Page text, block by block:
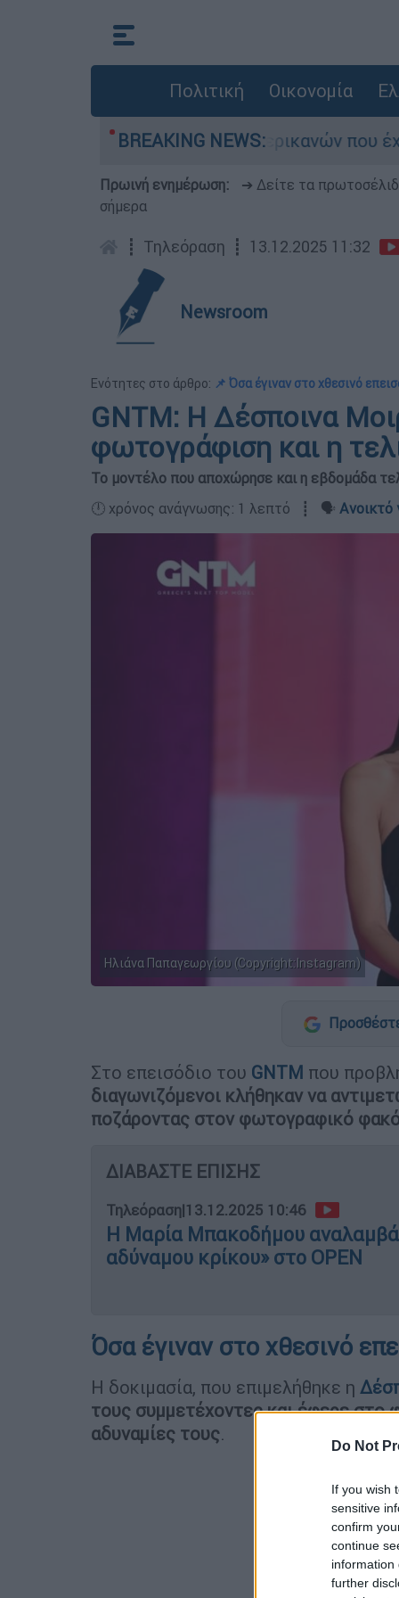
Do Not
If you wish
sensitive
confirm
continue
information
further
Πολιτική Οικονομία
BREAKING NEWS:
Οι μαρτυρίες Αμερικανών που έχασαν τα
Πρωινή ενημέρωση: ➔ Δείτε τα
σήμερα
┋ Τηλεόραση ┋ 13.12.2025 11:32
Newsroom
Ενότητες στο άρθρο: 📌 Όσα έγιναν στο χθεσινό
GNTM: Η Δέσποινα
φωτογράφιση και η
Το μοντέλο που αποχώρησε και η εβδομάδα
🕛 χρόνος ανάγνωσης: 1 λεπτό ┋ 🗣️ Ανοικτό
Ηλιάνα Παπαγεωργίου (Copyright:Instagram)
Στο επεισόδιο του GNTM που
διαγωνιζόμενοι κλήθηκαν να
ποζάροντας στον φωτογραφικό
ΔΙΑΒΑΣΤΕ ΕΠΙΣΗΣ
Τηλεόραση|13.12.2025 10:46
Η Μαρία Μπακοδήμου
αδύναμου κρίκου» στο OPEN
Όσα έγιναν στο χθεσινό
Η δοκιμασία, που επιμελήθηκε η
τους συμμετέχοντες και έφερε στο
αδυναμίες τους.